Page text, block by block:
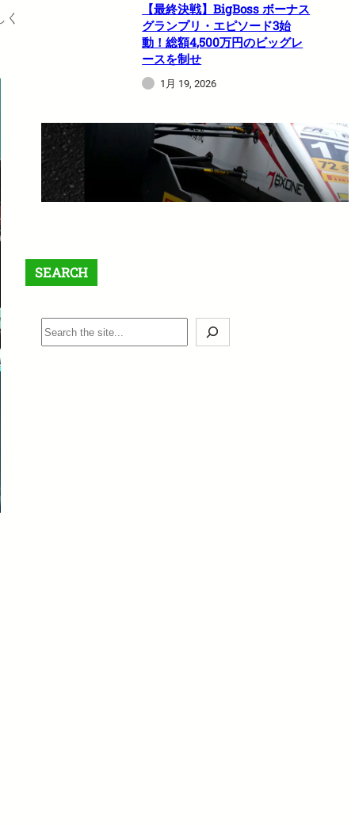
【最終決戦】BigBoss ボーナス
グランプリ・エピソード3始
動！総額4,500万円のビッグレ
ースを制せ
1月 19, 2026
【最大$6,000】BigBoss ラッキ
ードロー＆入金ボーナスキャン
ペーン開催中！
1月 12, 2026
SEARCH
S
e